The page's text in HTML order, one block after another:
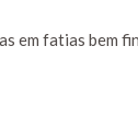
em fatias bem